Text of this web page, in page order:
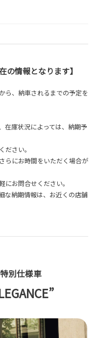
の情報となります】
ら、納車されるまでの予定を
在庫状況によっては、納期予
さい。
らにお時間をいただく場合が
お問合せください。
な納期情報は、お近くの店舗
別仕様車